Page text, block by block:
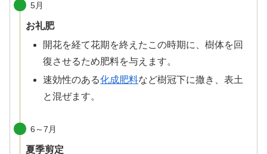
5月
お礼肥
開花を経て花期を終えたこの時期に、樹体を回
復させるため肥料を与えます。
速効性のある化成肥料など樹冠下に撒き、表土
と混ぜます。
6～7月
夏季剪定